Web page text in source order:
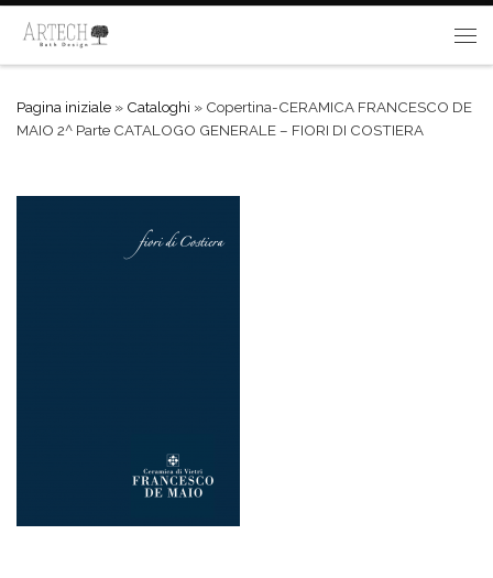
Passa al contenuto
Pagina iniziale » Cataloghi » Copertina-CERAMICA FRANCESCO DE
MAIO 2^ Parte CATALOGO GENERALE – FIORI DI COSTIERA